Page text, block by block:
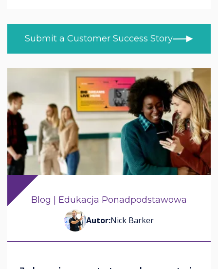
Retail
Wojsko / Rząd
Melizza Cuizon
Adam Kingshot
Jack Willson
Mark Tildesley
Gareth Middleton
Nick Barker
Corinna Denbow
HISTORIE KLIENTÓW
BLOG
NAUKA W DOMU
NOWOŚCI PRODUKTOWE
Submit a Customer Success Story
Blog | Edukacja Ponadpodstawowa
Autor:Nick Barker